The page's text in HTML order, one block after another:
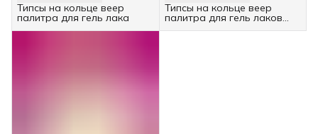
Типсы на кольце веер
палитра для гель лака
Типсы на кольце веер
палитра для гель лаков